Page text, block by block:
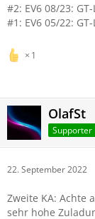
#2: EV6 08/23:
#1: EV6 05/22:
1
OlafSt
Supporter
22. September 2022
Zweite KA: Achte
sehr hohe